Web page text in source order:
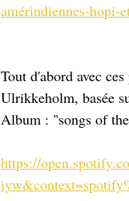
amérindiennes-hopi-
Tout d'abord avec
Ulrikkeholm, basée
Album : "songs of
https://